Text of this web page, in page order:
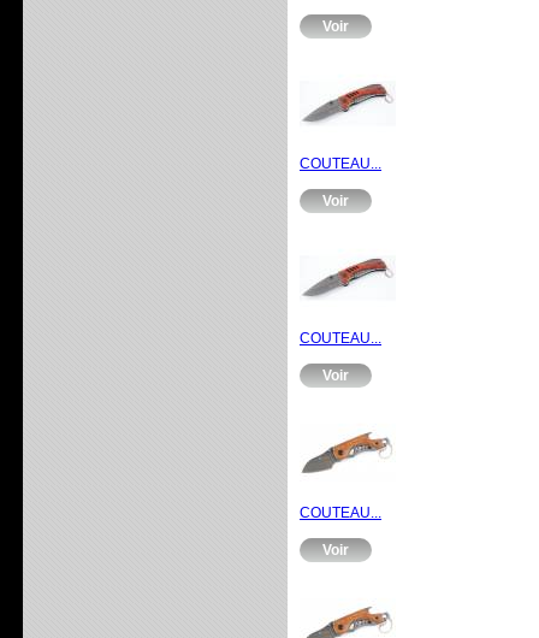
Voir
COUTEAU...
Voir
COUTEAU...
Voir
COUTEAU...
Voir